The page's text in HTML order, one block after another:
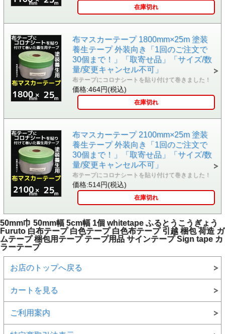
在庫切れ
布マスカーテープ 1800mm×25m 塗装
養生テープ 外装向き「1回のご注文で
30個まで！」「取寄せ品」「サイズ/数
量/変更キャンセル不可」
布テープにコロナシートを貼り付けて巻きました！
価格:464円(税込)
在庫切れ
布マスカーテープ 2100mm×25m 塗装
養生テープ 外装向き「1回のご注文で
30個まで！」「取寄せ品」「サイズ/数
量/変更キャンセル不可」
布テープにコロナシートを貼り付けて巻きました！
価格:514円(税込)
在庫切れ
50mm巾 50mm幅 5cm幅 1個 whitetape ふるとうこうぎょう
Furuto 白布テープ 白色テープ 白色布テープ 引越 梱包 荷造 ガ
ムテープ 梱包用テープ テープ用品 サインテープ Sign tape カ
ラーテープ
お店のトップへ戻る
カートを見る
ご利用案内